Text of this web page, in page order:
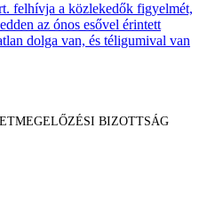
felhívja a közlekedők figyelmét,
az ónos esővel érintett
dolga van, és téligumival van
BIZOTTSÁG